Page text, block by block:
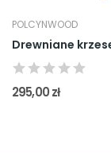
POLCYNWOOD
295,00 zł